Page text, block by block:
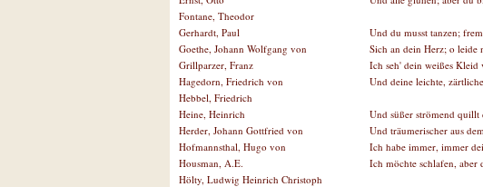
Fontane, Theodor
Gerhardt, Paul
Goethe, Johann Wolfgang von
Grillparzer, Franz
Hagedorn, Friedrich von
Hebbel, Friedrich
Heine, Heinrich
Herder, Johann Gottfried von
Hofmannsthal, Hugo von
Housman, A.E.
Hölty, Ludwig Heinrich Christoph
Und du musst tanzen;
Sich an dein Herz; o leide
Ich seh' dein weißes Kleid
Und deine leichte,
Und süßer strömend
Und träumerischer aus
Ich habe immer, immer
Ich möchte schlafen, aber